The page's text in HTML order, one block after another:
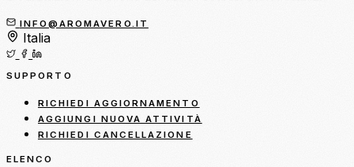
INFO@AROMAVERO.IT
Italia
SUPPORTO
RICHIEDI AGGIORNAMENTO
AGGIUNGI NUOVA ATTIVITÀ
RICHIEDI CANCELLAZIONE
ELENCO